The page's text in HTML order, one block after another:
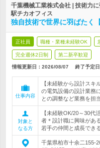
千葉機械工業株式会社 | 技術力
駅チカオフィス
独自技術で世界に羽ばたく
正社員 職種・業種未経験OK
完全週休2日制 第二新卒歓迎
情報更新日：2026/08/07 終了予定日
仕事内容
【未経験から設計スキ
の電気設備の設計業務
との調整など業務を担当
対象と
なる方
【未経験OK/20～30代
者＊設計職に興味があ
若手の仲間と成長でき
千葉県柏市十余二155-